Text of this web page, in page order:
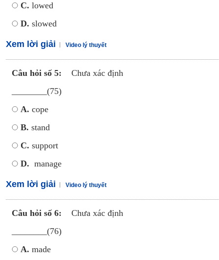
C. lowed
D. slowed
Xem lời giải Video lý thuyết
Câu hỏi số 5:
Chưa xác định
________(75)
A. cope
B. stand
C. support
D. manage
Xem lời giải Video lý thuyết
Câu hỏi số 6:
Chưa xác định
________(76)
A. made